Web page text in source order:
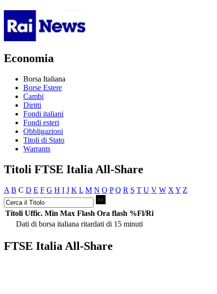
Economia
Borsa Italiana
Borse Estere
Cambi
Diritti
Fondi italiani
Fondi esteri
Obbligazioni
Titoli di Stato
Warrants
Titoli FTSE Italia All-Share
A B C D E F G H I J K L M N O P Q R S T U V W X Y Z
Titoli Uffic. Min Max Flash Ora flash %Fl/Ri
Dati di borsa italiana ritardati di 15 minuti
FTSE Italia All-Share